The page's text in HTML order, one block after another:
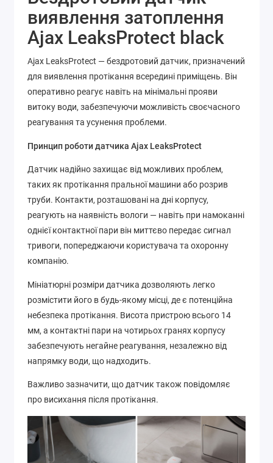
виявлення затоплення
Ajax LeaksProtect black
Ajax LeaksProtect — бездротовий датчик, призначений
для виявлення протікання всередині приміщень. Він
оперативно реагує навіть на мінімальні прояви
витоку води, забезпечуючи можливість своєчасного
реагування та усунення проблеми.
Принцип роботи датчика Ajax LeaksProtect
Датчик надійно захищає від можливих проблем,
таких як протікання пральної машини або розрив
труби. Контакти, розташовані на дні корпусу,
реагують на наявність вологи — навіть при намоканні
однієї контактної пари він миттєво передає сигнал
тривоги, попереджаючи користувача та охоронну
компанію.
Мініатюрні розміри датчика дозволяють легко
розмістити його в будь-якому місці, де є потенційна
небезпека протікання. Висота пристрою всього 14
мм, а контактні пари на чотирьох гранях корпусу
забезпечують негайне реагування, незалежно від
напрямку води, що надходить.
Важливо зазначити, що датчик також повідомляє
про висихання після протікання.